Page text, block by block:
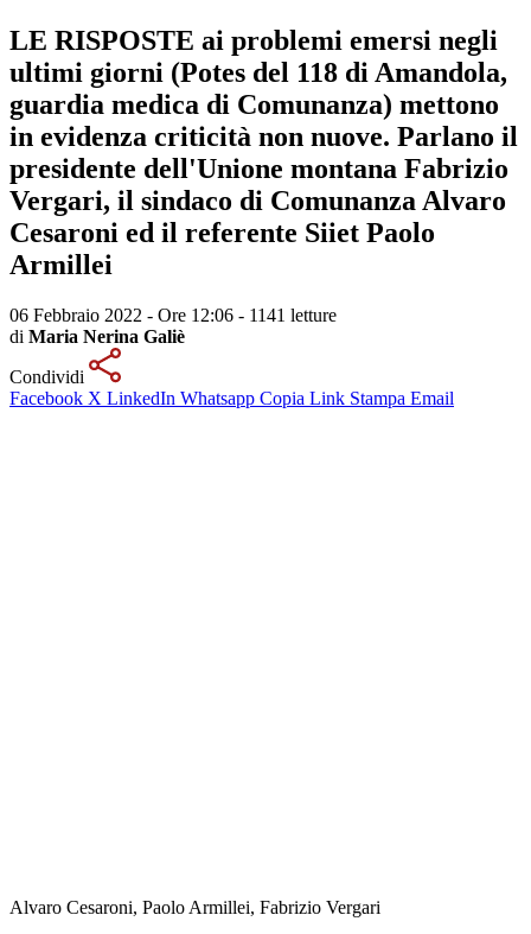
LE RISPOSTE ai problemi emersi negli
ultimi giorni (Potes del 118 di Amandola,
guardia medica di Comunanza) mettono
in evidenza criticità non nuove. Parlano il
presidente dell'Unione montana Fabrizio
Vergari, il sindaco di Comunanza Alvaro
Cesaroni ed il referente Siiet Paolo
Armillei
06 Febbraio 2022 - Ore 12:06 - 1141 letture
di Maria Nerina Galiè
Condividi
Facebook X LinkedIn Whatsapp Copia Link Stampa Email
Alvaro Cesaroni, Paolo Armillei, Fabrizio Vergari